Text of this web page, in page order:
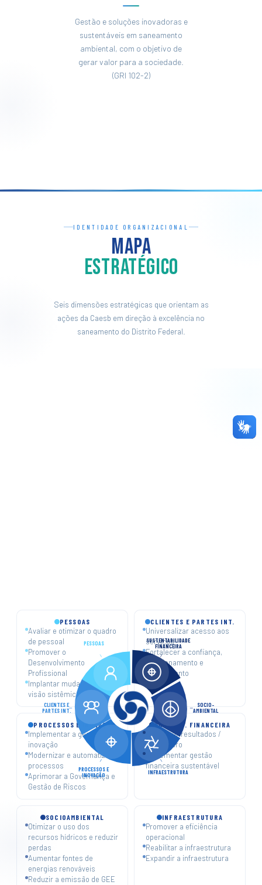
Gestão e soluções inovadoras e
sustentáveis em saneamento
ambiental, com o objetivo de
gerar valor para a sociedade.
(GRI 102-2)
IDENTIDADE ORGANIZACIONAL
Mapa
Estratégico
Seis dimensões estratégicas que orientam as
ações da Caesb em direção à excelência no
saneamento do Distrito Federal.
PESSOAS
Avaliar e otimizar o quadro
de pessoal
Promover o
Desenvolvimento
Profissional
Implantar mudanças e
visão sistêmica
CLIENTES E PARTES INT.
Universalizar acesso aos
serviços
Fortalecer a confiança,
relacionamento e
engajamento
PROCESSOS E INOVAÇÃO
Implementar a gestão da
inovação
Modernizar e automatizar
processos
Aprimorar a Governança e
Gestão de Riscos
SUSTENT. FINANCEIRA
Maximizar resultados /
gerar lucro
Implementar gestão
financeira sustentável
SOCIOAMBIENTAL
Otimizar o uso dos
recursos hídricos e reduzir
perdas
Aumentar fontes de
energias renováveis
Reduzir a emissão de GEE
INFRAESTRUTURA
Promover a eficiência
operacional
Reabilitar a infraestrutura
Expandir a infraestrutura